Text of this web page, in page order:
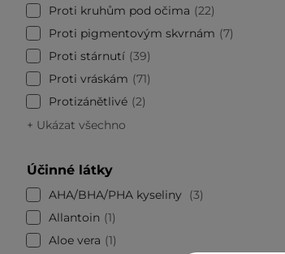
Proti kruhům pod očima
22
Proti pigmentovým skvrnám
7
Proti stárnutí 39
Proti vráskám
71
Protizánětlivé 2
+ Ukázat všechno
Účinné látky
AHA/BHA/PHA kyseliny
3
Allantoin
1
Aloe vera
1